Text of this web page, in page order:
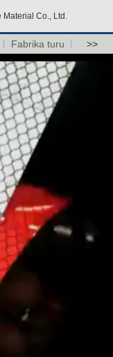
Material Co., Ltd.
Fabrika turu >>